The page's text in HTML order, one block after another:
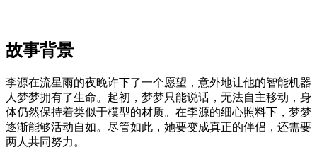
故事背景
李源在流星雨的夜晚许下了一个愿望，意外地让他的智能机器
人梦梦拥有了生命。起初，梦梦只能说话，无法自主移动，身
体仍然保持着类似于模型的材质。在李源的细心照料下，梦梦
逐渐能够活动自如。尽管如此，她要变成真正的伴侣，还需要
两人共同努力。